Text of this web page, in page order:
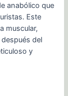
anabólico que
Este
muscular,
del
y